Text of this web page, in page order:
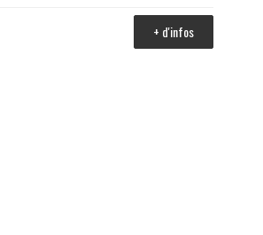
+ d'infos